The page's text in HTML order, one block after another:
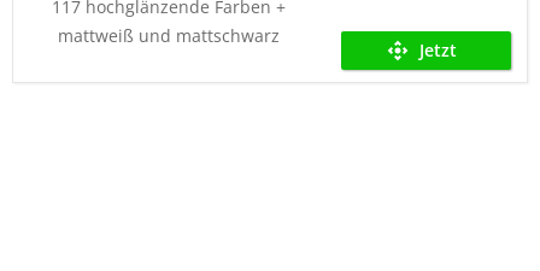
117 hochglänzende Farben +
mattweiß und mattschwarz
Jetzt
kalkulieren